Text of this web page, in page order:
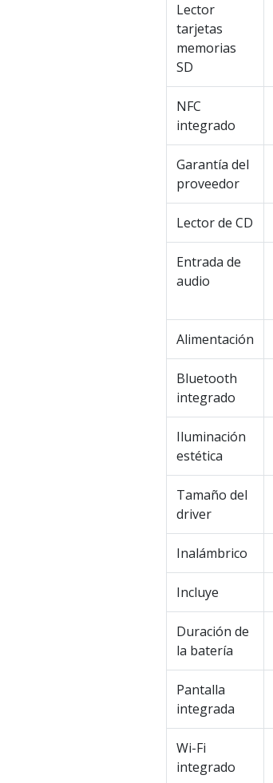
Lector
tarjetas
memorias
SD
NFC
integrado
Garantía del
proveedor
Lector de CD
Entrada de
audio
Alimentación
Bluetooth
integrado
Iluminación
estética
Tamaño del
driver
Inalámbrico
Incluye
Duración de
la batería
Pantalla
integrada
Wi-Fi
integrado